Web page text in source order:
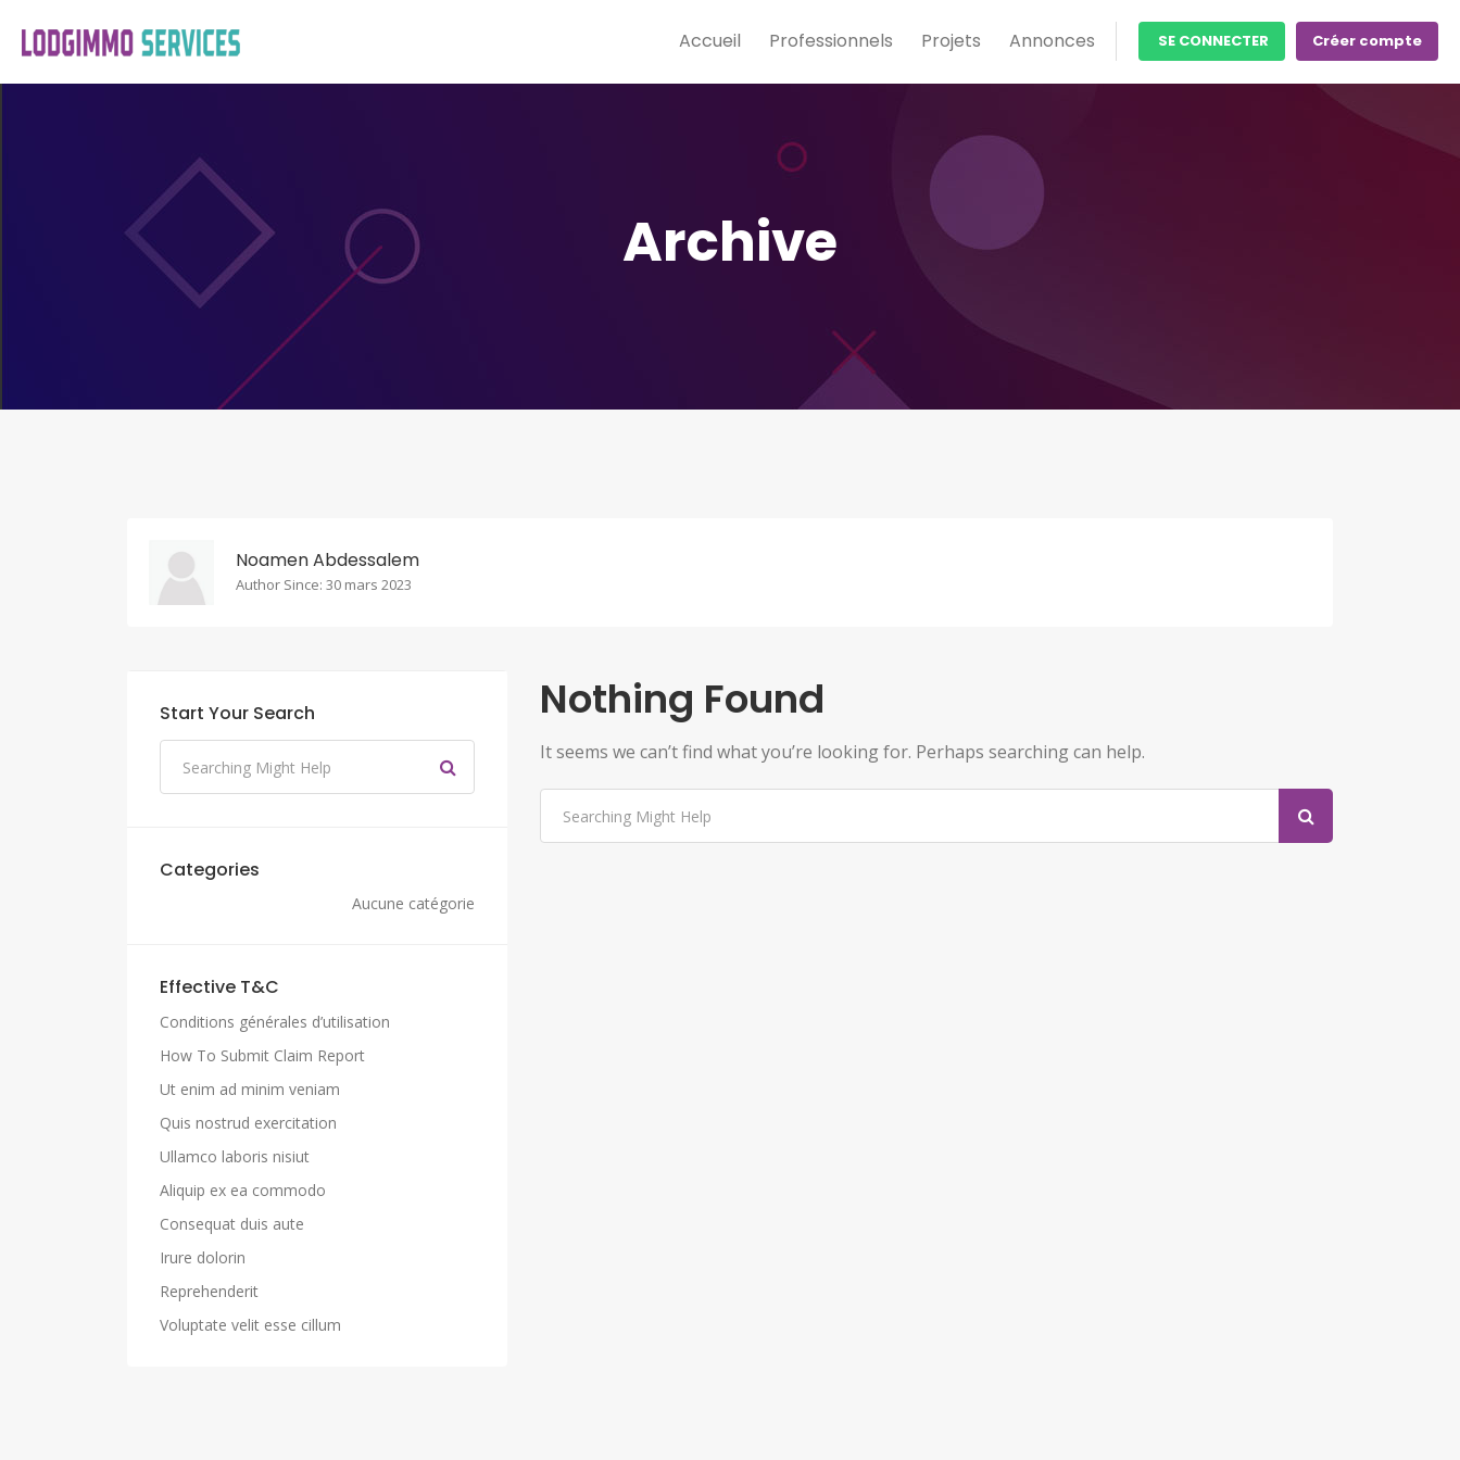
Accueil Professionnels Projets Annonces SE CONNECTER Créer compte
Archive
Noamen Abdessalem
Author Since: 30 mars 2023
Nothing Found
It seems we can’t find what you’re looking for. Perhaps searching can help.
Start Your Search
Categories
Aucune catégorie
Effective T&C
Conditions générales d’utilisation
How To Submit Claim Report
Ut enim ad minim veniam
Quis nostrud exercitation
Ullamco laboris nisiut
Aliquip ex ea commodo
Consequat duis aute
Irure dolorin
Reprehenderit
Voluptate velit esse cillum